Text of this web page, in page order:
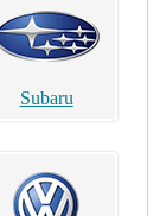
Subaru